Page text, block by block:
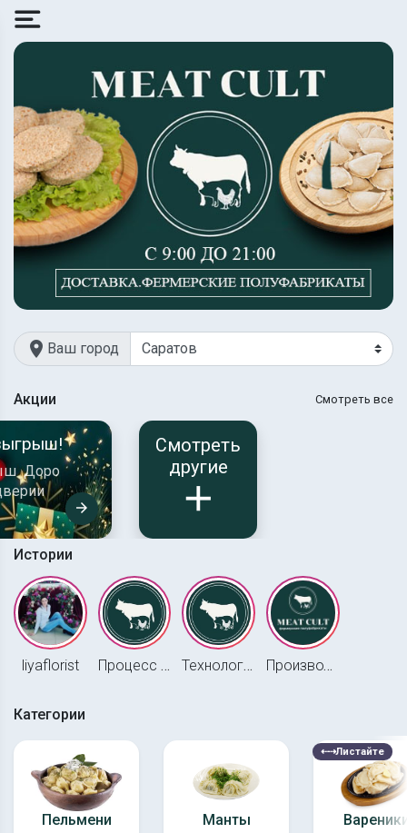
location_on Ваш город
Акции Смотреть все
Доро
arrow_forward
Смотреть
другие
add
Истории
liyaflorist Процесс работы Технологический процесс Производство
Категории
⇠⇢Листайте
Пельмени Манты